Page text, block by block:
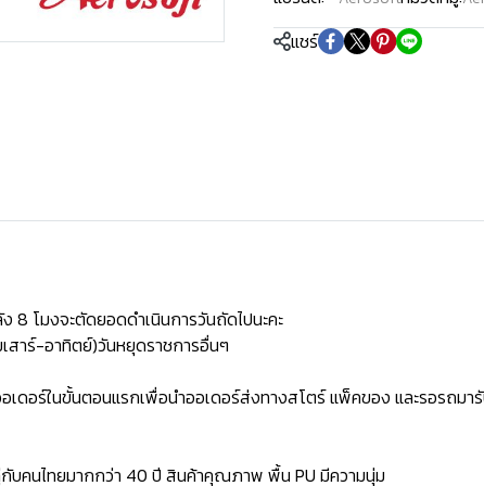
แชร์
โมงจะตัดยอดดำเนินการวันถัดไปนะคะ
สาร์-อาทิตย์)วันหยุดราชการอื่นๆ
ดอร์ในขั้นตอนแรกเพื่อนำออเดอร์ส่งทางสโตร์ แพ็คของ และรอรถม
บคนไทยมากกว่า 40 ปี สินค้าคุณภาพ พื้น PU มีความนุ่ม